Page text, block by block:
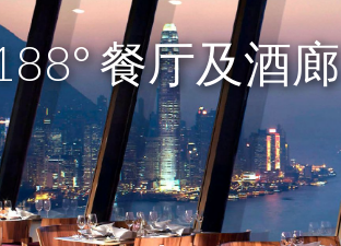
餐厅及酒廊